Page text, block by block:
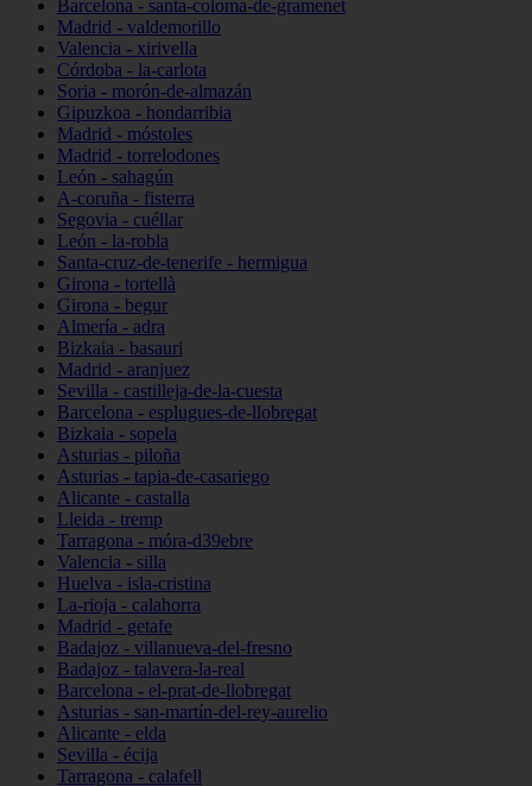
Barcelona - santa-coloma-de-gramenet
Madrid - valdemorillo
Valencia - xirivella
Córdoba - la-carlota
Soria - morón-de-almazán
Gipuzkoa - hondarribia
Madrid - móstoles
Madrid - torrelodones
León - sahagún
A-coruña - fisterra
Segovia - cuéllar
León - la-robla
Santa-cruz-de-tenerife - hermigua
Girona - tortellà
Girona - begur
Almería - adra
Bizkaia - basauri
Madrid - aranjuez
Sevilla - castilleja-de-la-cuesta
Barcelona - esplugues-de-llobregat
Bizkaia - sopela
Asturias - piloña
Asturias - tapia-de-casariego
Alicante - castalla
Lleida - tremp
Tarragona - móra-d39ebre
Valencia - silla
Huelva - isla-cristina
La-rioja - calahorra
Madrid - getafe
Badajoz - villanueva-del-fresno
Badajoz - talavera-la-real
Barcelona - el-prat-de-llobregat
Asturias - san-martín-del-rey-aurelio
Alicante - elda
Sevilla - écija
Tarragona - calafell